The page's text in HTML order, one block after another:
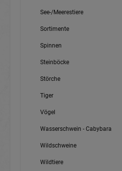
See-/Meerestiere
Sortimente
Spinnen
Steinböcke
Störche
Tiger
Vögel
Wasserschwein - Cabybara
Wildschweine
Wildtiere